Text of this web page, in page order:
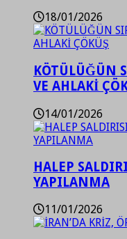
18/01/2026
KÖTÜLÜĞÜN
VE AHLAKİ
14/01/2026
HALEP
YAPILANMA
11/01/2026